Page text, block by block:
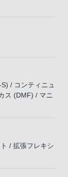
/ コンティニュ
ス (DMF) / マニ
/ 拡張フレキシ